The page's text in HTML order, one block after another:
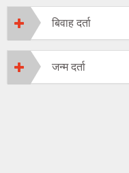
बिवाह दर्ता
जन्म दर्ता